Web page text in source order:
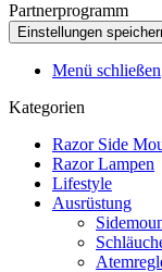
Partnerprogramm
Menü schließen
Kategorien
Razor Side
Razor Lampen
Lifestyle
Ausrüstung